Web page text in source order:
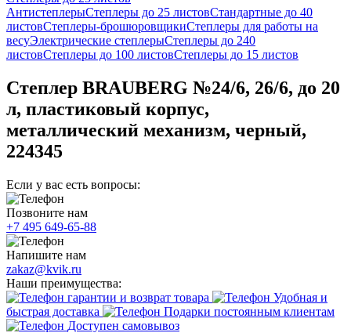
АнтистеплерыСтеплеры до 25 листовСтандартные до 40
листовСтеплеры-брошюровщикиСтеплеры для работы на
весуЭлектрические степлерыСтеплеры до 240
листовСтеплеры до 100 листовСтеплеры до 15 листов
Степлер BRAUBERG №24/6, 26/6, до 20
л, пластиковый корпус,
металлический механизм, черный,
224345
Если у вас есть вопросы:
Позвоните нам
+7 495 649-65-88
Напишите нам
zakaz@kvik.ru
Наши преимущества:
гарантии и возврат товара
Удобная и
быстрая доставка
Подарки постоянным клиентам
Доступен самовывоз